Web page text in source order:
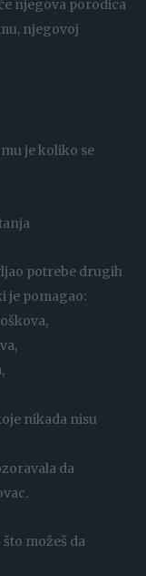
njegova porodica
njegovoj
je koliko se
potrebe drugih
je pomagao:
nikada nisu
da
možeš da